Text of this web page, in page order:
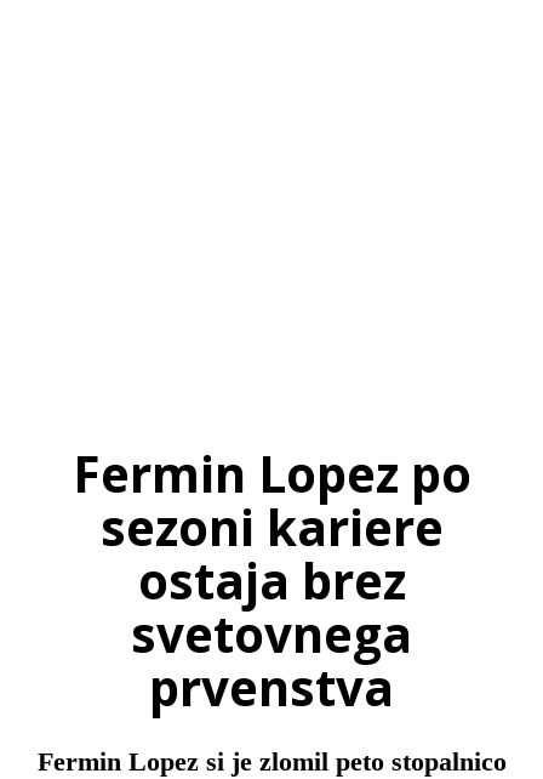
Fermin Lopez po
sezoni kariere
ostaja brez
svetovnega
prvenstva
Fermin Lopez si je zlomil peto stopalnico